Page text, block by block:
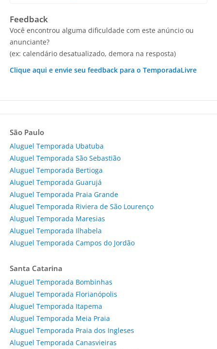
Feedback
Você encontrou alguma dificuldade com este anúncio ou
anunciante?
(ex: calendário desatualizado, demora na resposta)
Clique aqui e envie seu feedback para o TemporadaLivre
São Paulo
Aluguel Temporada Ubatuba
Aluguel Temporada São Sebastião
Aluguel Temporada Bertioga
Aluguel Temporada Guarujá
Aluguel Temporada Praia Grande
Aluguel Temporada Riviera de São Lourenço
Aluguel Temporada Maresias
Aluguel Temporada Ilhabela
Aluguel Temporada Campos do Jordão
Santa Catarina
Aluguel Temporada Bombinhas
Aluguel Temporada Florianópolis
Aluguel Temporada Itapema
Aluguel Temporada Meia Praia
Aluguel Temporada Praia dos Ingleses
Aluguel Temporada Canasvieiras